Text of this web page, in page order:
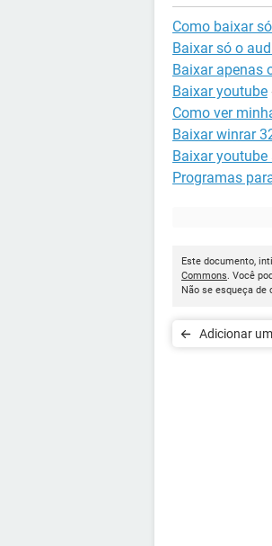
Como baixar
Baixar só o
Baixar apenas
Baixar youtube
Como ver
Baixar winrar
Baixar youtube
Programas
Este documento,
Commons. Você
Não se esqueça de
Adicionar